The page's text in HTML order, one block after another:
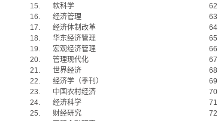
15.
软科学
16.
经济管理
17.
经济体制改革
18.
华东经济管理
19.
宏观经济管理
20.
管理现代化
21.
世界经济
22.
经济学（季刊）
23.
中国农村经济
24.
经济科学
25.
财经研究
62.
63.
64.
65.
66.
67.
68.
69.
70.
71.
72.